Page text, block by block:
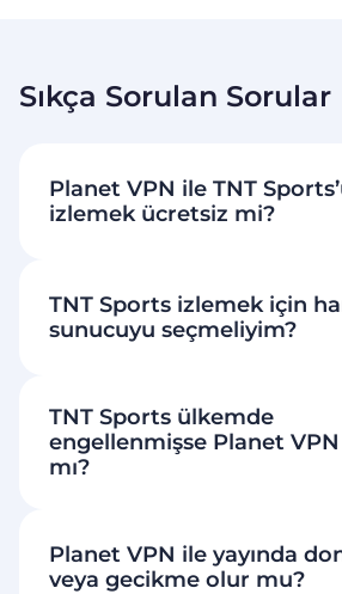
Sıkça Sorulan Sorular
Planet VPN ile TNT
izlemek ücretsiz mi?
TNT Sports izlemek için
sunucuyu seçmeliyim?
TNT Sports ülkemde
engellenmişse Planet VPN
mı?
Planet VPN ile yayında
veya gecikme olur mu?